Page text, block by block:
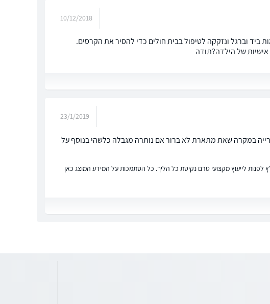
10/12/2018
הים הבת שלי בת 5 נפצעה על ידי קרס דייגים ב2 מקומות ביד וברגל ונזקקה לטיפול בבית חולים כדי להסיר את הקרסים.
של הילדה?תודה
23/1/2019
במקרה שאת מתארת לא ברור אם נותרה מגבלה כלשהי בנוסף על
לפנות לייעוץ מקצועי טרם נקיטת כל הליך. כל הסתמכות על המידע המוצג כאן